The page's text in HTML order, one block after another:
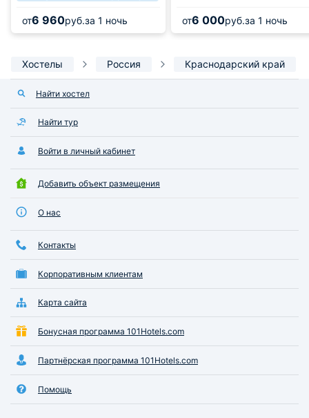
от6 960руб.за 1 ночь от6 000руб.за 1 ночь
Хостелы Россия Краснодарский край
Найти хостел
Найти тур
Войти в личный кабинет
Добавить объект размещения
О нас
Контакты
Корпоративным клиентам
Карта сайта
Бонусная программа 101Hotels.com
Партнёрская программа 101Hotels.com
Помощь